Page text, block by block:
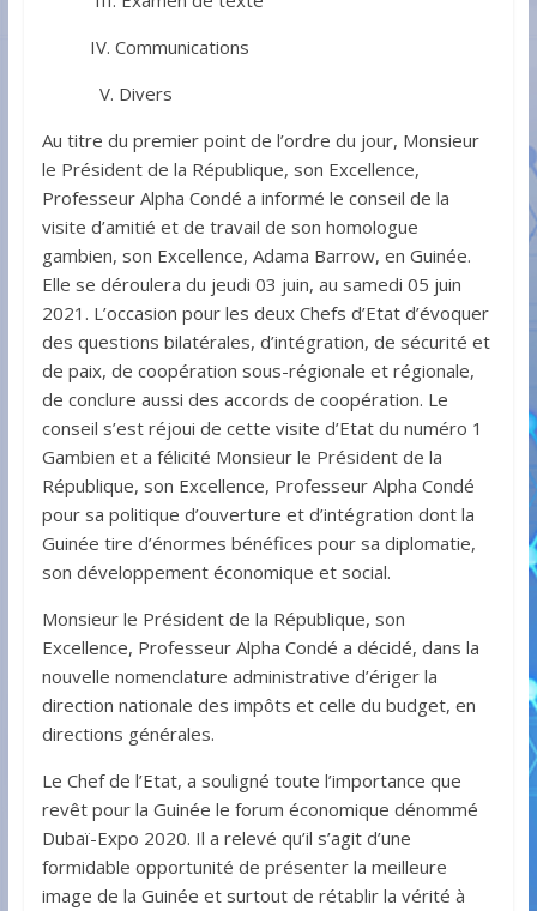
IV. Communications
V. Divers
Au titre du premier point de l’ordre du jour, Monsieur
le Président de la République, son Excellence,
Professeur Alpha Condé a informé le conseil de la
visite d’amitié et de travail de son homologue
gambien, son Excellence, Adama Barrow, en Guinée.
Elle se déroulera du jeudi 03 juin, au samedi 05 juin
2021. L’occasion pour les deux Chefs d’Etat d’évoquer
des questions bilatérales, d’intégration, de sécurité et
de paix, de coopération sous-régionale et régionale,
de conclure aussi des accords de coopération. Le
conseil s’est réjoui de cette visite d’Etat du numéro 1
Gambien et a félicité Monsieur le Président de la
République, son Excellence, Professeur Alpha Condé
pour sa politique d’ouverture et d’intégration dont la
Guinée tire d’énormes bénéfices pour sa diplomatie,
son développement économique et social.
Monsieur le Président de la République, son
Excellence, Professeur Alpha Condé a décidé, dans la
nouvelle nomenclature administrative d’ériger la
direction nationale des impôts et celle du budget, en
directions générales.
Le Chef de l’Etat, a souligné toute l’importance que
revêt pour la Guinée le forum économique dénommé
Dubaï-Expo 2020. Il a relevé qu’il s’agit d’une
formidable opportunité de présenter la meilleure
image de la Guinée et surtout de rétablir la vérité à